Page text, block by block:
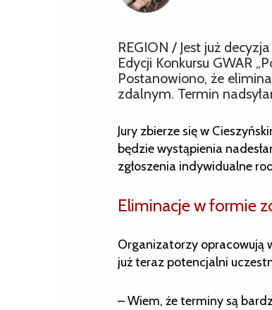
REGION / Jest już
Edycji Konkursu GWAR
Postanowiono, że
zdalnym. Termin
Jury zbierze się w
będzie wystąpienia
zgłoszenia indywidualne
Eliminacje w formie
Organizatorzy opracowują
już teraz potencjalni
– Wiem, że terminy są